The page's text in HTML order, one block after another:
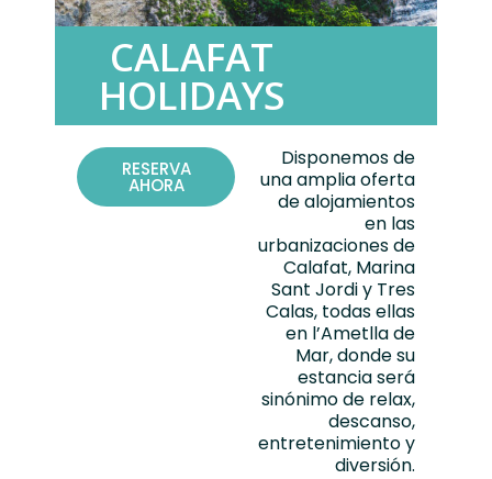
CALAFAT
HOLIDAYS
Disponemos de
una amplia oferta
dealojamientos
en las
urbanizaciones de
Calafat, Marina
Sant Jordi y Tres
Calas, todas ellas
en l’Ametlla de
Mar, donde su
estancia será
sinónimo de relax,
descanso,
entretenimiento y
diversión.
RESERVA
AHORA